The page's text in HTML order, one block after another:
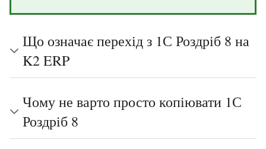
Що означає перехід з 1С Роздріб 8 на
K2 ERP
Чому не варто просто копіювати 1С
Роздріб 8